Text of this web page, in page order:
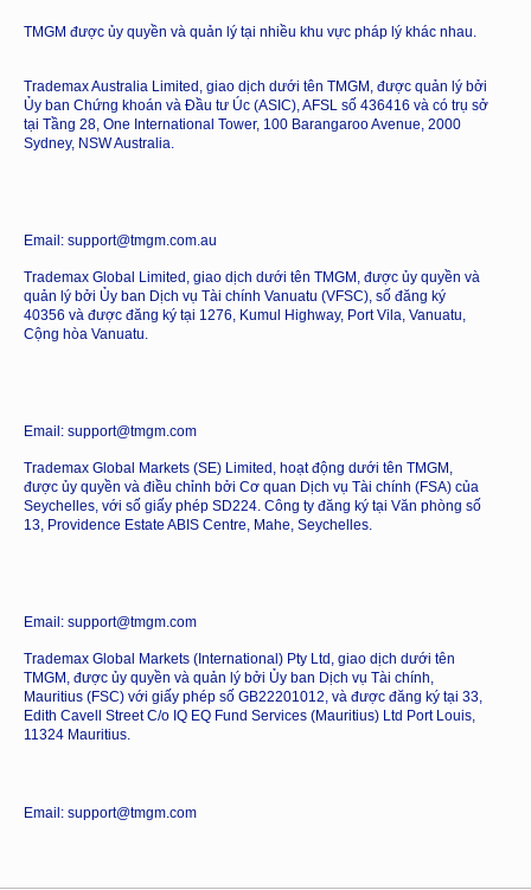
TMGM được ủy quyền và quản lý tại nhiều khu vực pháp lý khác nhau.
Trademax Australia Limited, giao dịch dưới tên TMGM, được quản lý bởi
Ủy ban Chứng khoán và Đầu tư Úc (ASIC), AFSL số 436416 và có trụ sở
tại Tầng 28, One International Tower, 100 Barangaroo Avenue, 2000
Sydney, NSW Australia.
Email: support@tmgm.com.au
Trademax Global Limited, giao dịch dưới tên TMGM, được ủy quyền và
quản lý bởi Ủy ban Dịch vụ Tài chính Vanuatu (VFSC), số đăng ký
40356 và được đăng ký tại 1276, Kumul Highway, Port Vila, Vanuatu,
Cộng hòa Vanuatu.
Email: support@tmgm.com
Trademax Global Markets (SE) Limited, hoạt động dưới tên TMGM,
được ủy quyền và điều chỉnh bởi Cơ quan Dịch vụ Tài chính (FSA) của
Seychelles, với số giấy phép SD224. Công ty đăng ký tại Văn phòng số
13, Providence Estate ABIS Centre, Mahe, Seychelles.
Email: support@tmgm.com
Trademax Global Markets (International) Pty Ltd, giao dịch dưới tên
TMGM, được ủy quyền và quản lý bởi Ủy ban Dịch vụ Tài chính,
Mauritius (FSC) với giấy phép số GB22201012, và được đăng ký tại 33,
Edith Cavell Street C/o IQ EQ Fund Services (Mauritius) Ltd Port Louis,
11324 Mauritius.
Email: support@tmgm.com